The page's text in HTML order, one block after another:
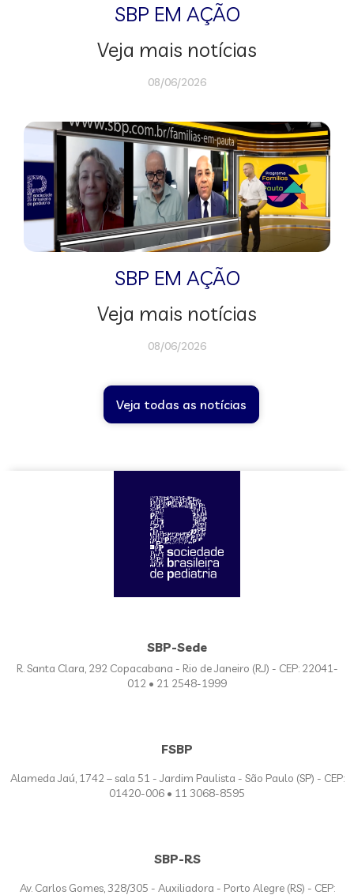
SBP EM AÇÃO
Veja mais notícias
08/06/2026
SBP EM AÇÃO
Veja mais notícias
08/06/2026
Veja todas as notícias
SBP-Sede
R. Santa Clara, 292 Copacabana - Rio de Janeiro (RJ) - CEP: 22041-
012 • 21 2548-1999
FSBP
Alameda Jaú, 1742 – sala 51 - Jardim Paulista - São Paulo (SP) - CEP:
01420-006 • 11 3068-8595
SBP-RS
Av. Carlos Gomes, 328/305 - Auxiliadora - Porto Alegre (RS) - CEP: